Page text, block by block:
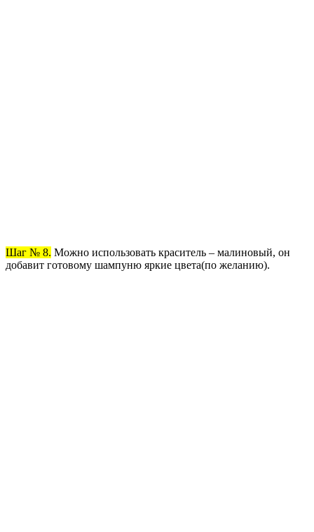
Шаг № 8. Можно использовать краситель – малиновый, он
добавит готовому шампуню яркие цвета(по желанию).